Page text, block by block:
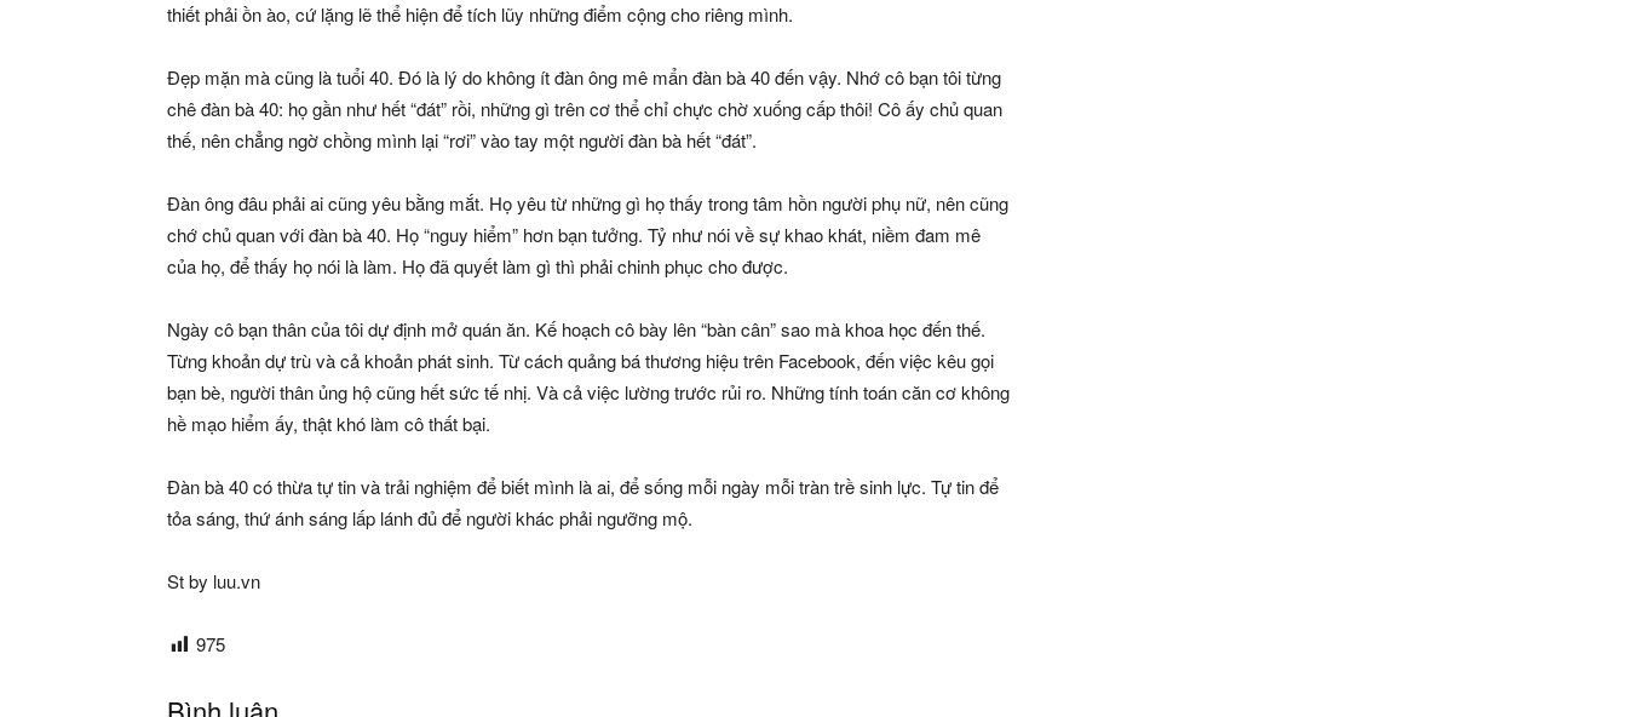
thiết phải ồn ào, cứ lặng lẽ thể hiện để tích lũy những điểm cộng cho riêng mình.
Đẹp mặn mà cũng là tuổi 40. Đó là lý do không ít đàn ông mê mẩn đàn bà 40 đến vậy. Nhớ cô bạn tôi từng
chê đàn bà 40: họ gần như hết “đát” rồi, những gì trên cơ thể chỉ chực chờ xuống cấp thôi! Cô ấy chủ quan
thế, nên chẳng ngờ chồng mình lại “rơi” vào tay một người đàn bà hết “đát”.
Đàn ông đâu phải ai cũng yêu bằng mắt. Họ yêu từ những gì họ thấy trong tâm hồn người phụ nữ, nên cũng
chớ chủ quan với đàn bà 40. Họ “nguy hiểm” hơn bạn tưởng. Tỷ như nói về sự khao khát, niềm đam mê
của họ, để thấy họ nói là làm. Họ đã quyết làm gì thì phải chinh phục cho được.
Ngày cô bạn thân của tôi dự định mở quán ăn. Kế hoạch cô bày lên “bàn cân” sao mà khoa học đến thế.
Từng khoản dự trù và cả khoản phát sinh. Từ cách quảng bá thương hiệu trên Facebook, đến việc kêu gọi
bạn bè, người thân ủng hộ cũng hết sức tế nhị. Và cả việc lường trước rủi ro. Những tính toán căn cơ không
hề mạo hiểm ấy, thật khó làm cô thất bại.
Đàn bà 40 có thừa tự tin và trải nghiệm để biết mình là ai, để sống mỗi ngày mỗi tràn trề sinh lực. Tự tin để
tỏa sáng, thứ ánh sáng lấp lánh đủ để người khác phải ngưỡng mộ.
St by luu.vn
975